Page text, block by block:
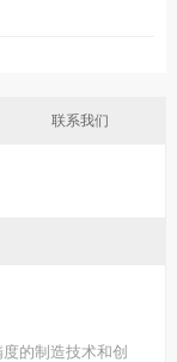
联系我们
的制造技术和创